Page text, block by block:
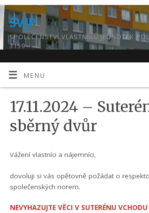
SVJP
SPOLEČENSTVÍ VLASTNÍKŮ JEDNOTEK
3159
MENU
17.11.2024 –
sběrný dvůr
Vážení vlastníci a nájemníci,
dovoluji si vás opětovně požádat o
společenských norem.
NEVYHAZUJTE VĚCI V SUTERÉNU